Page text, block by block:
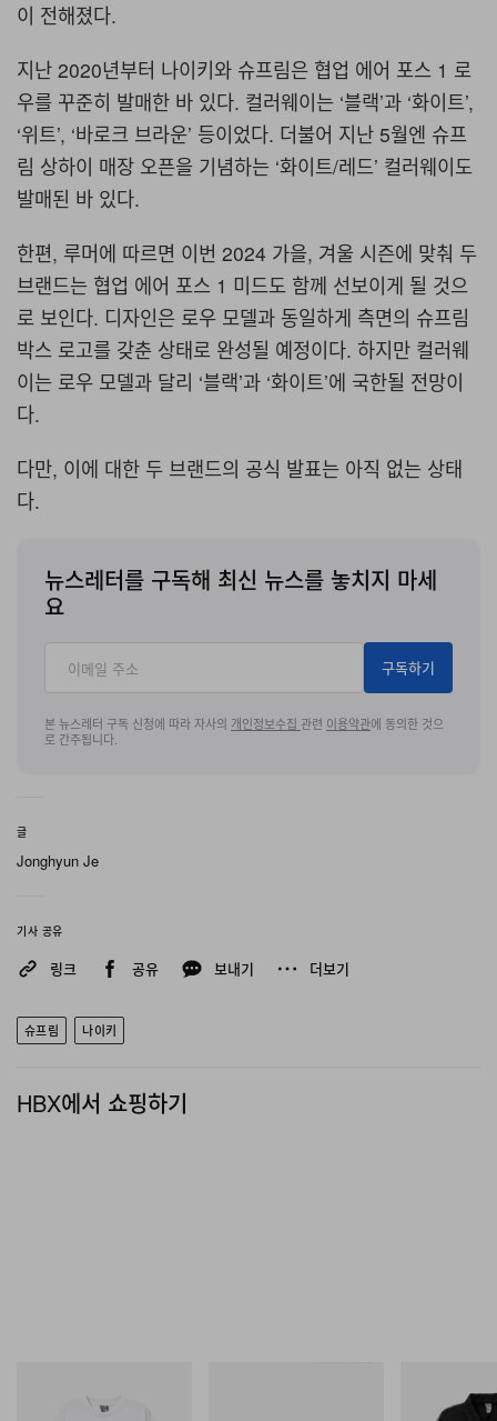
이 전해졌다.
지난 2020년부터 나이키와 슈프림은 협업 에어 포스 1 로
우를 꾸준히 발매한 바 있다. 컬러웨이는 ‘블랙’과 ‘화이트’,
‘위트’, ‘바로크 브라운’ 등이었다. 더불어 지난 5월엔 슈프
림 상하이 매장 오픈을 기념하는 ‘화이트/레드’ 컬러웨이도
발매된 바 있다.
한편, 루머에 따르면 이번 2024 가을, 겨울 시즌에 맞춰 두
브랜드는 협업 에어 포스 1 미드도 함께 선보이게 될 것으
로 보인다. 디자인은 로우 모델과 동일하게 측면의 슈프림
박스 로고를 갖춘 상태로 완성될 예정이다. 하지만 컬러웨
이는 로우 모델과 달리 ‘블랙’과 ‘화이트’에 국한될 전망이
다.
다만, 이에 대한 두 브랜드의 공식 발표는 아직 없는 상태
다.
뉴스레터를 구독해 최신 뉴스를 놓치지 마세
요
구독하기
본 뉴스레터 구독 신청에 따라 자사의 개인정보수집 관련 이용약관에 동의한 것으
로 간주됩니다.
글
Jonghyun Je
기사 공유
링크 공유 보내기 더보기
슈프림 나이키
HBX에서 쇼핑하기
Billionaire Boys Club X Initial
D Cotton T-Shirt 3
Billionaire
D Cotton Jacket